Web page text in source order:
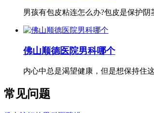
男孩有包皮粘连怎么办?包皮是保护阴
佛山顺德医院男科哪个
内心中总是渴望健康，但是想保持住
常见问题